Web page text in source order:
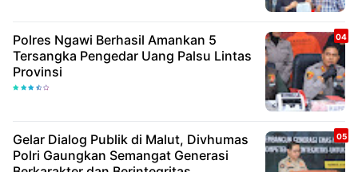
Polres Ngawi Berhasil Amankan 5
Tersangka Pengedar Uang Palsu Lintas
Provinsi
Gelar Dialog Publik di Malut, Divhumas
Polri Gaungkan Semangat Generasi